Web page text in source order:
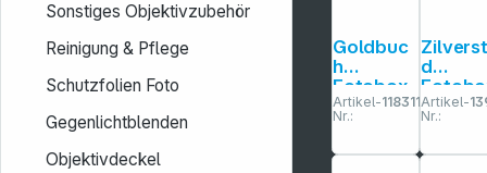
Sonstiges Objektivzubehör
Reinigung & Pflege
Schutzfolien Foto
Gegenlichtblenden
Objektivdeckel
Goldbuc
h
Fotobox
Bella
Vista
Lachs
max. 700
Artikel-
Nr.:
118311
d
15x10
ld
Artikel-
Nr.: